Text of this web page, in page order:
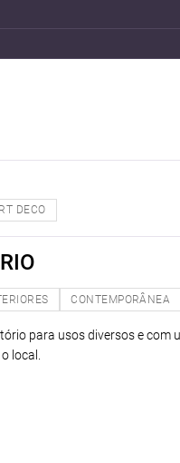
DECO
CONTEMPORÂNEA
para usos diversos e com
local.